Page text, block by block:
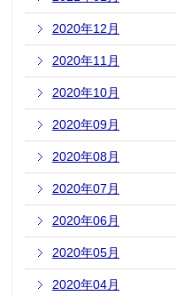
2020年12月
2020年11月
2020年10月
2020年09月
2020年08月
2020年07月
2020年06月
2020年05月
2020年04月